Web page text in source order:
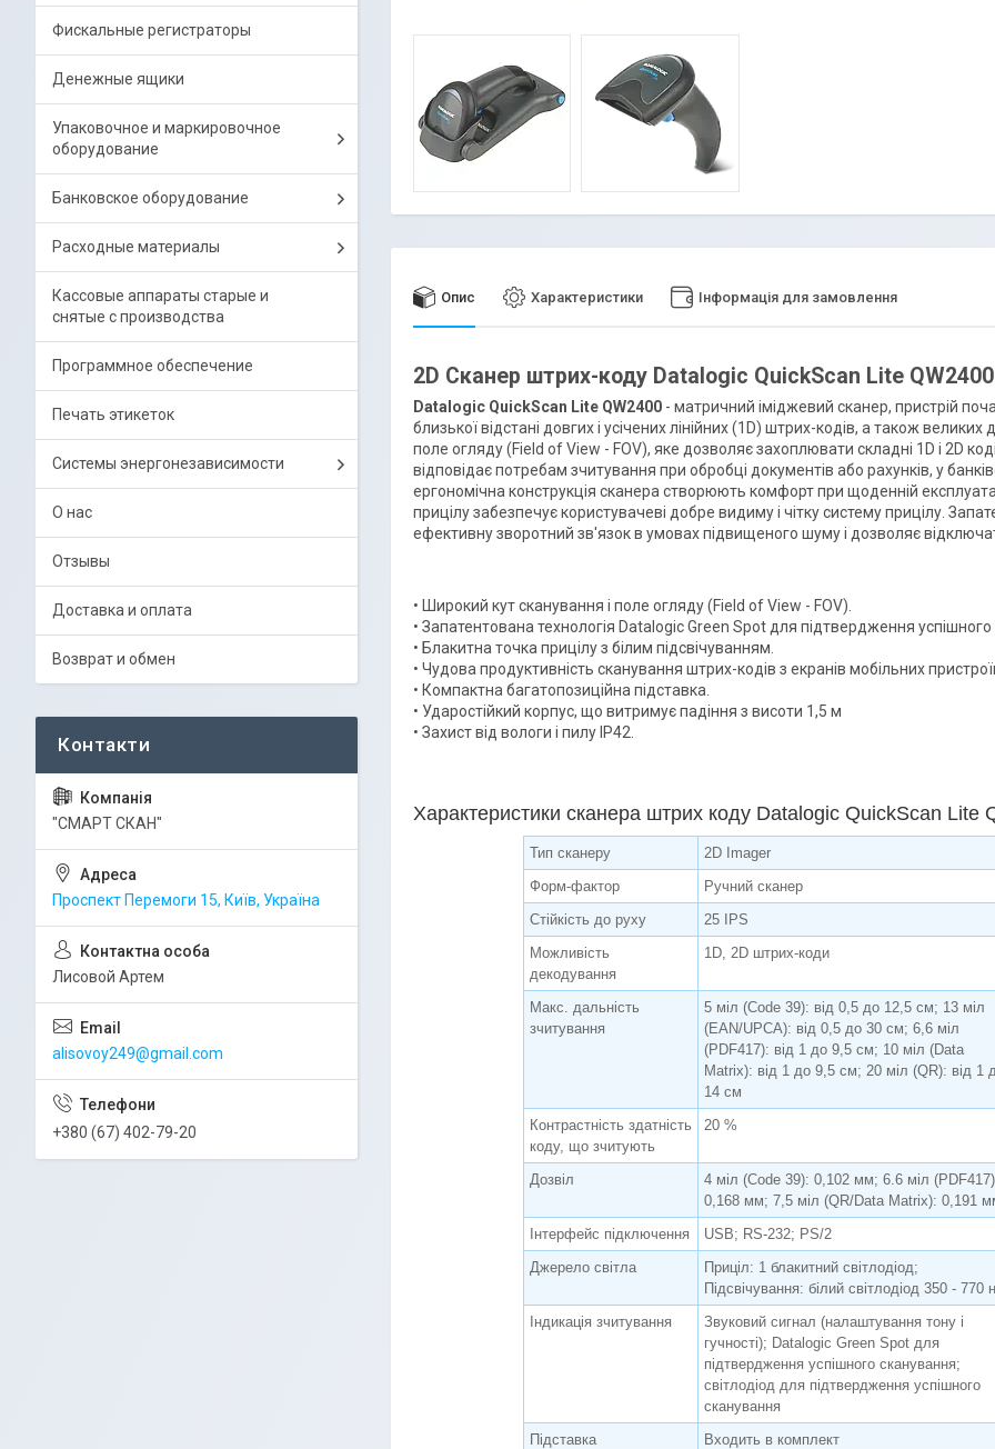
Опис Характеристики Інформація для замовлення
2D Сканер штрих-коду Datalogic QuickScan Lite QW2400
Datalogic QuickScan Lite QW2400 - матричний іміджевий сканер, пристрій
близької відстані довгих і усічених лінійних (1D) штрих-кодів, а також
поле огляду (Field of View - FOV), яке дозволяє захоплювати складні 1D і 2D
відповідає потребам зчитування при обробці документів або рахунків, у
ергономічна конструкція сканера створюють комфорт при щоденній
прицілу забезпечує користувачеві добре видиму і чітку систему прицілу.
ефективну зворотний зв'язок в умовах підвищеного шуму і дозволяє
• Широкий кут сканування і поле огляду (Field of View - FOV).
• Запатентована технологія Datalogic Green Spot для підтвердження успішного
• Блакитна точка прицілу з білим підсвічуванням.
• Чудова продуктивність сканування штрих-кодів з екранів мобільних
• Компактна багатопозиційна підставка.
• Ударостійкий корпус, що витримує падіння з висоти 1,5 м
• Захист від вологи і пилу IP42.
Характеристики сканера штрих коду Datalogic QuickScan Lite
Тип сканеру
2D Imager
Форм-фактор
Ручний сканер
Стійкість до руху
25 IPS
Можливість
декодування
1D, 2D штрих-коди
Макс. дальність
зчитування
5 міл (Code 39): від 0,5 до 12,5 см; 13 міл
(EAN/UPCA): від 0,5 до 30 см; 6,6 міл
(PDF417): від 1 до 9,5 см; 10 міл (Data
Matrix): від 1 до 9,5 см; 20 міл (QR): від 1
14 см
Контрастність здатність
коду, що зчитують
20 %
Дозвіл
4 міл (Code 39): 0,102 мм; 6.6 міл
0,168 мм; 7,5 міл (QR/Data Matrix): 0,191
Інтерфейс підключення
USB; RS-232; PS/2
Джерело світла
Приціл: 1 блакитний світлодіод;
Підсвічування: білий світлодіод 350 - 770
Індикація зчитування
Звуковий сигнал (налаштування тону і
гучності); Datalogic Green Spot для
підтвердження успішного сканування;
світлодіод для підтвердження успішного
сканування
Підставка
Входить в комплект
Фискальные регистраторы
Денежные ящики
Упаковочное и маркировочное
оборудование
Банковское оборудование
Расходные материалы
Кассовые аппараты старые и
снятые с производства
Программное обеспечение
Печать этикеток
Системы энергонезависимости
О нас
Отзывы
Доставка и оплата
Возврат и обмен
"СМАРТ СКАН"
Проспект Перемоги 15, Київ, Україна
Лисовой Артем
alisovoy249@gmail.com
+380 (67) 402-79-20